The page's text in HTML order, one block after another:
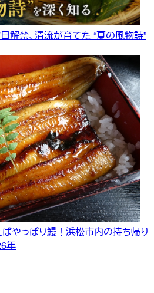
解禁、清流が育てた “夏の風物詩”
やっぱり鰻！浜松市内の持ち帰り
年